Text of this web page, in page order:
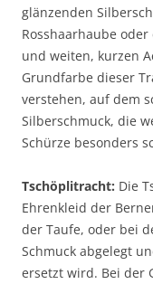
glänzenden
Rosshaarhaube
und weiten, kurzen
Grundfarbe dieser
verstehen, auf dem
Silberschmuck, die
Schürze besonders
Tschöplitracht: Die
Ehrenkleid der
der Taufe, oder bei
Schmuck abgelegt
ersetzt wird. Bei der